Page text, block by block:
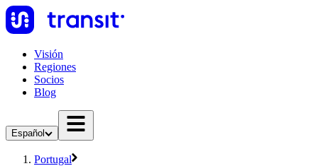
Visión
Regiones
Socios
Blog
Español
Portugal